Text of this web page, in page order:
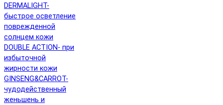
DERMALIGHT-
быстрое осветление
поврежденной
солнцем кожи
DOUBLE ACTION- при
избыточной
жирности кожи
GINSENG&CARROT-
чудодейственный
женьшень и